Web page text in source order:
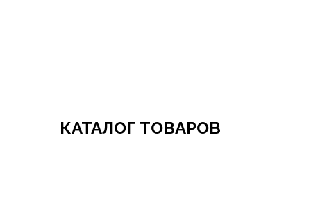
КАТАЛОГ ТОВАРОВ